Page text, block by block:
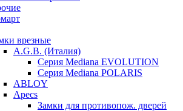
врезные
A.G.B. (Италия)
Серия Mediana EVOLUTION
Серия Mediana POLARIS
ABLOY
Apecs
Замки для противопож. дверей